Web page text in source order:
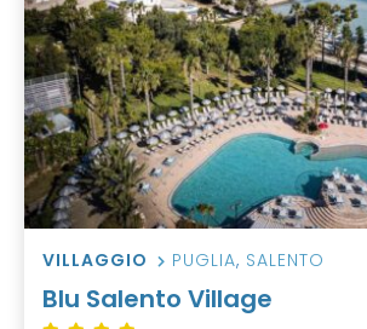
VILLAGGIO PUGLIA, SALENTO
Blu Salento Village